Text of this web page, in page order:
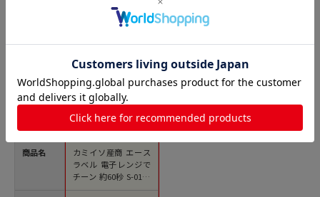
惣菜シールの人気商品との比較
商品名
カミイソ産商 エース
ラベル 電子レンジで
チーン 約60秒 S-0171
750枚/袋（ご注文単